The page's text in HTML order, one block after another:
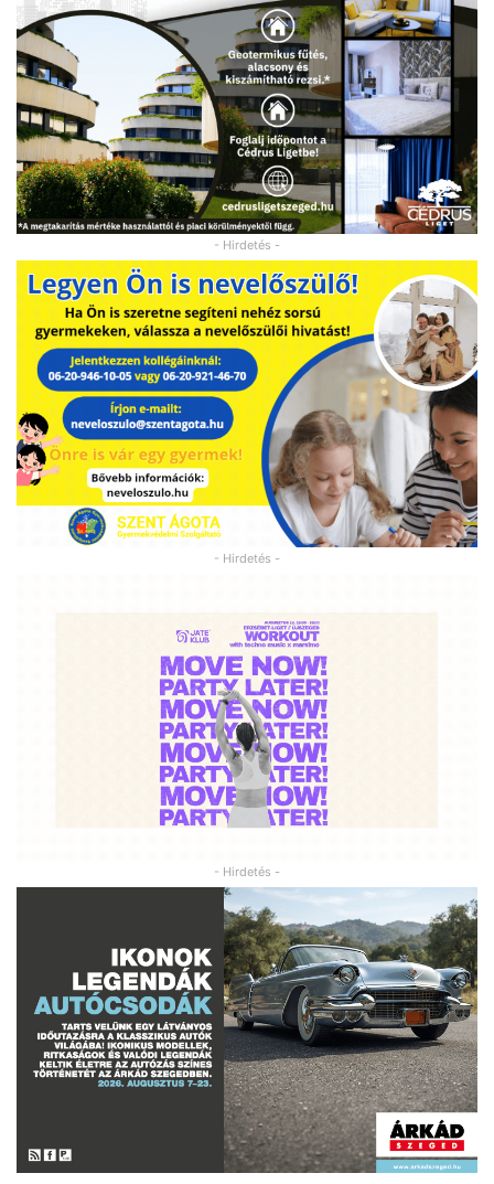
- Hirdetés -
- Hirdetés -
- Hirdetés -